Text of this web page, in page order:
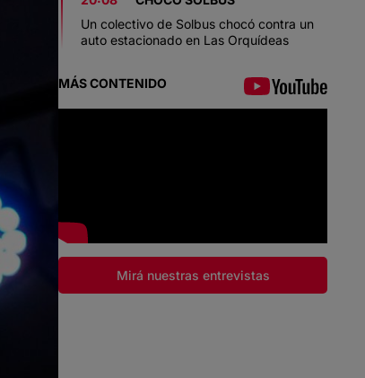
Un colectivo de Solbus chocó contra un
auto estacionado en Las Orquídeas
MÁS CONTENIDO
Mirá nuestras entrevistas